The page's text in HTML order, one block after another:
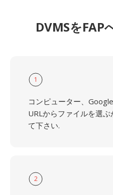
DVMSをFAP
1
コンピューター、
URLからファイルを選
て下さい.
2